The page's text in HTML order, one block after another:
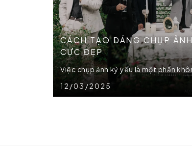
CÁCH TẠO DÁNG CHỤP
CỰC ĐẸP
12/03/2025
Việc chụp ảnh kỷ yếu là một phần